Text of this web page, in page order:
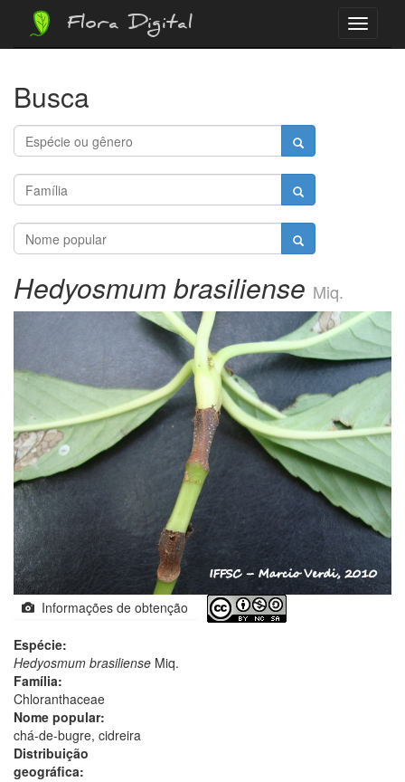
Menu
Flora Digital
Busca
Hedyosmum brasiliense Miq.
Informações de obtenção
Espécie:
Hedyosmum brasiliense Miq.
Família:
Chloranthaceae
Nome popular:
chá-de-bugre, cidreira
Distribuição
geográfica: